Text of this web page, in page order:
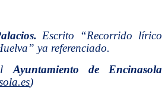
Escrito “Recorrido lírico
ya referenciado.
Ayuntamiento de Encinasola
)